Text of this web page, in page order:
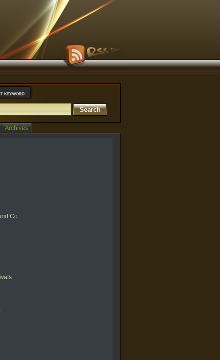
Archives
Co.